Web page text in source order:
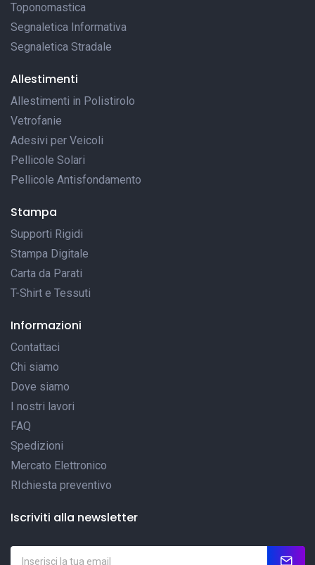
Toponomastica
Segnaletica Informativa
Segnaletica Stradale
Allestimenti
Allestimenti in Polistirolo
Vetrofanie
Adesivi per Veicoli
Pellicole Solari
Pellicole Antisfondamento
Stampa
Supporti Rigidi
Stampa Digitale
Carta da Parati
T-Shirt e Tessuti
Informazioni
Contattaci
Chi siamo
Dove siamo
I nostri lavori
FAQ
Spedizioni
Mercato Elettronico
RIchiesta preventivo
Iscriviti alla newsletter